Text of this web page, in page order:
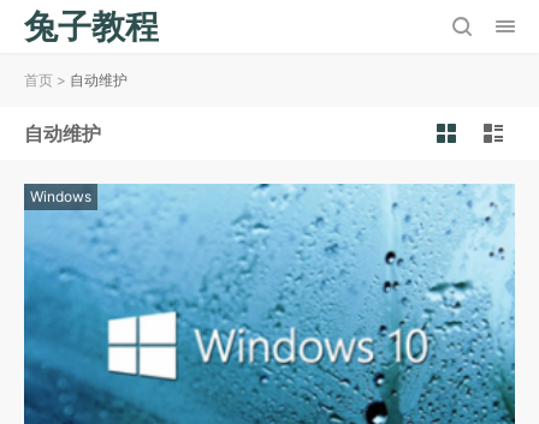
兔子教程
首页 > 自动维护
自动维护
Windows